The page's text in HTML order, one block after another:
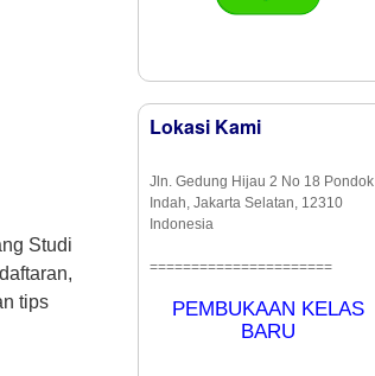
Studi
tips
Lokasi Kami
Jln. Gedung Hijau 2 No 18 Pondok
Indah, Jakarta Selatan, 12310
Indonesia
======================
PEMBUKAAN KELAS
BARU